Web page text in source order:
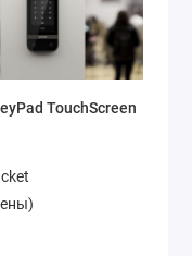
TouchScreen